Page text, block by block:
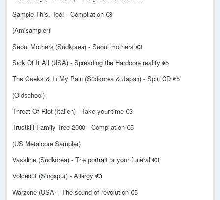
Sample This, Too! - Compilation €3
(Amisampler)
Seoul Mothers (Südkorea) - Seoul mothers €3
Sick Of It All (USA) - Spreading the Hardcore reality €5
The Geeks & In My Pain (Südkorea & Japan) - Split CD €5
(Oldschool)
Threat Of Riot (Italien) - Take your time €3
Trustkill Family Tree 2000 - Compilation €5
(US Metalcore Sampler)
Vassline (Südkorea) - The portrait or your funeral €3
Voiceout (Singapur) - Allergy €3
Warzone (USA) - The sound of revolution €5